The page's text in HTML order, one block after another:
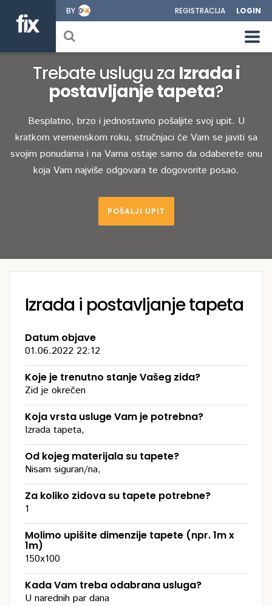
BY REGISTRACIJA LOGIN
Trebate uslugu za Izrada i
postavljanje tapeta?
Besplatno, brzo i jednostavno pošaljite svoj upit. U
kratkom vremenskom roku, stručnjaci će Vam se javiti sa
svojim ponudama i na Vama ostaje samo da odaberete onu
koja Vam najviše odgovara te dogovorite posao.
POŠALJI UPIT
Izrada i postavljanje tapeta
Datum objave
01.06.2022 22:12
Koje je trenutno stanje Vašeg zida?
Zid je okrečen
Koja vrsta usluge Vam je potrebna?
Izrada tapeta,
Od kojeg materijala su tapete?
Nisam siguran/na,
Za koliko zidova su tapete potrebne?
1
Molimo upišite dimenzije tapete (npr. 1m x
1m)
150x100
Kada Vam treba odabrana usluga?
U narednih par dana